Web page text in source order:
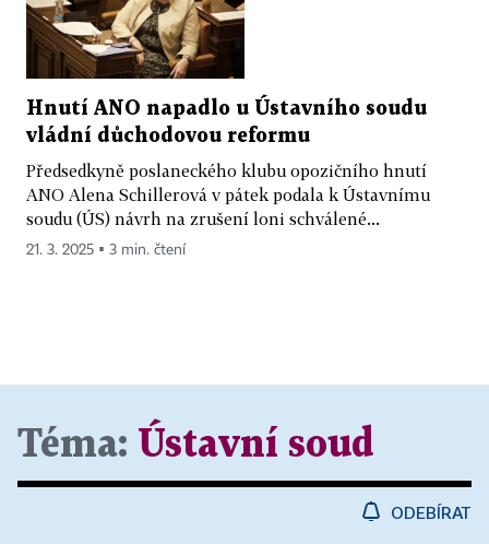
Hnutí ANO napadlo u Ústavního soudu
vládní důchodovou reformu
Předsedkyně poslaneckého klubu opozičního hnutí
ANO Alena Schillerová v pátek podala k Ústavnímu
soudu (ÚS) návrh na zrušení loni schválené...
21. 3. 2025 ▪ 3 min. čtení
Téma: Ústavní soud
ODEBÍRAT